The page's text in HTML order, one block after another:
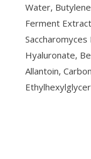
Water,
Ferment
Hyaluronate,
Allantoin,